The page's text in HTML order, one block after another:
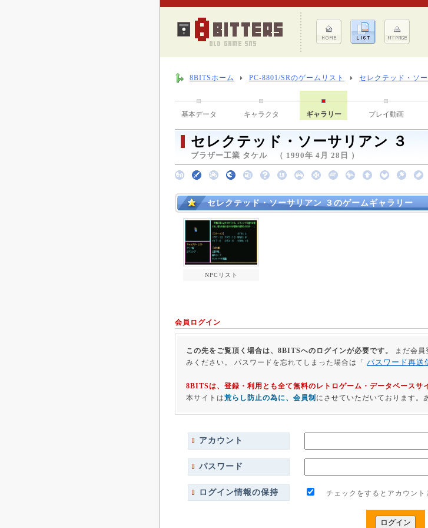
8BITSホーム PC-8801/SRのゲームリスト セレクテッド・ソ
基本データ キャラクタ ギャラリー プレイ動画
セレクテッド・ソーサリアン ３
ブラザー工業 タケル （ 1990年 4月 28日 ）
セレクテッド・ソーサリアン ３のゲームギャラリー
NPCリスト
会員ログイン
この先をご覧頂く場合は、8BITSへのログインが必要です。 まだ会員
みください。 パスワードを忘れてしまった場合は「 パスワード再送
8BITSは、登録・利用とも全て無料のレトロゲーム・データベースサ
本サイトは荒らし防止の為に、会員制 にさせていただいております。
アカウント
パスワード
ログイン情報の保持 チェックをするとアカウント